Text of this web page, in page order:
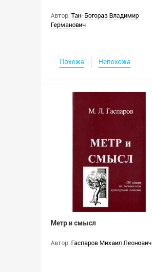
Автор: Тан-Богораз Владимир
Германович
Похожа Непохожа
Метр и смысл
Автор: Гаспаров Михаил Леонович